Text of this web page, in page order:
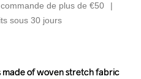
de plus de €50
sous 30 jours
of woven stretch fabric
of woven stretch fabric